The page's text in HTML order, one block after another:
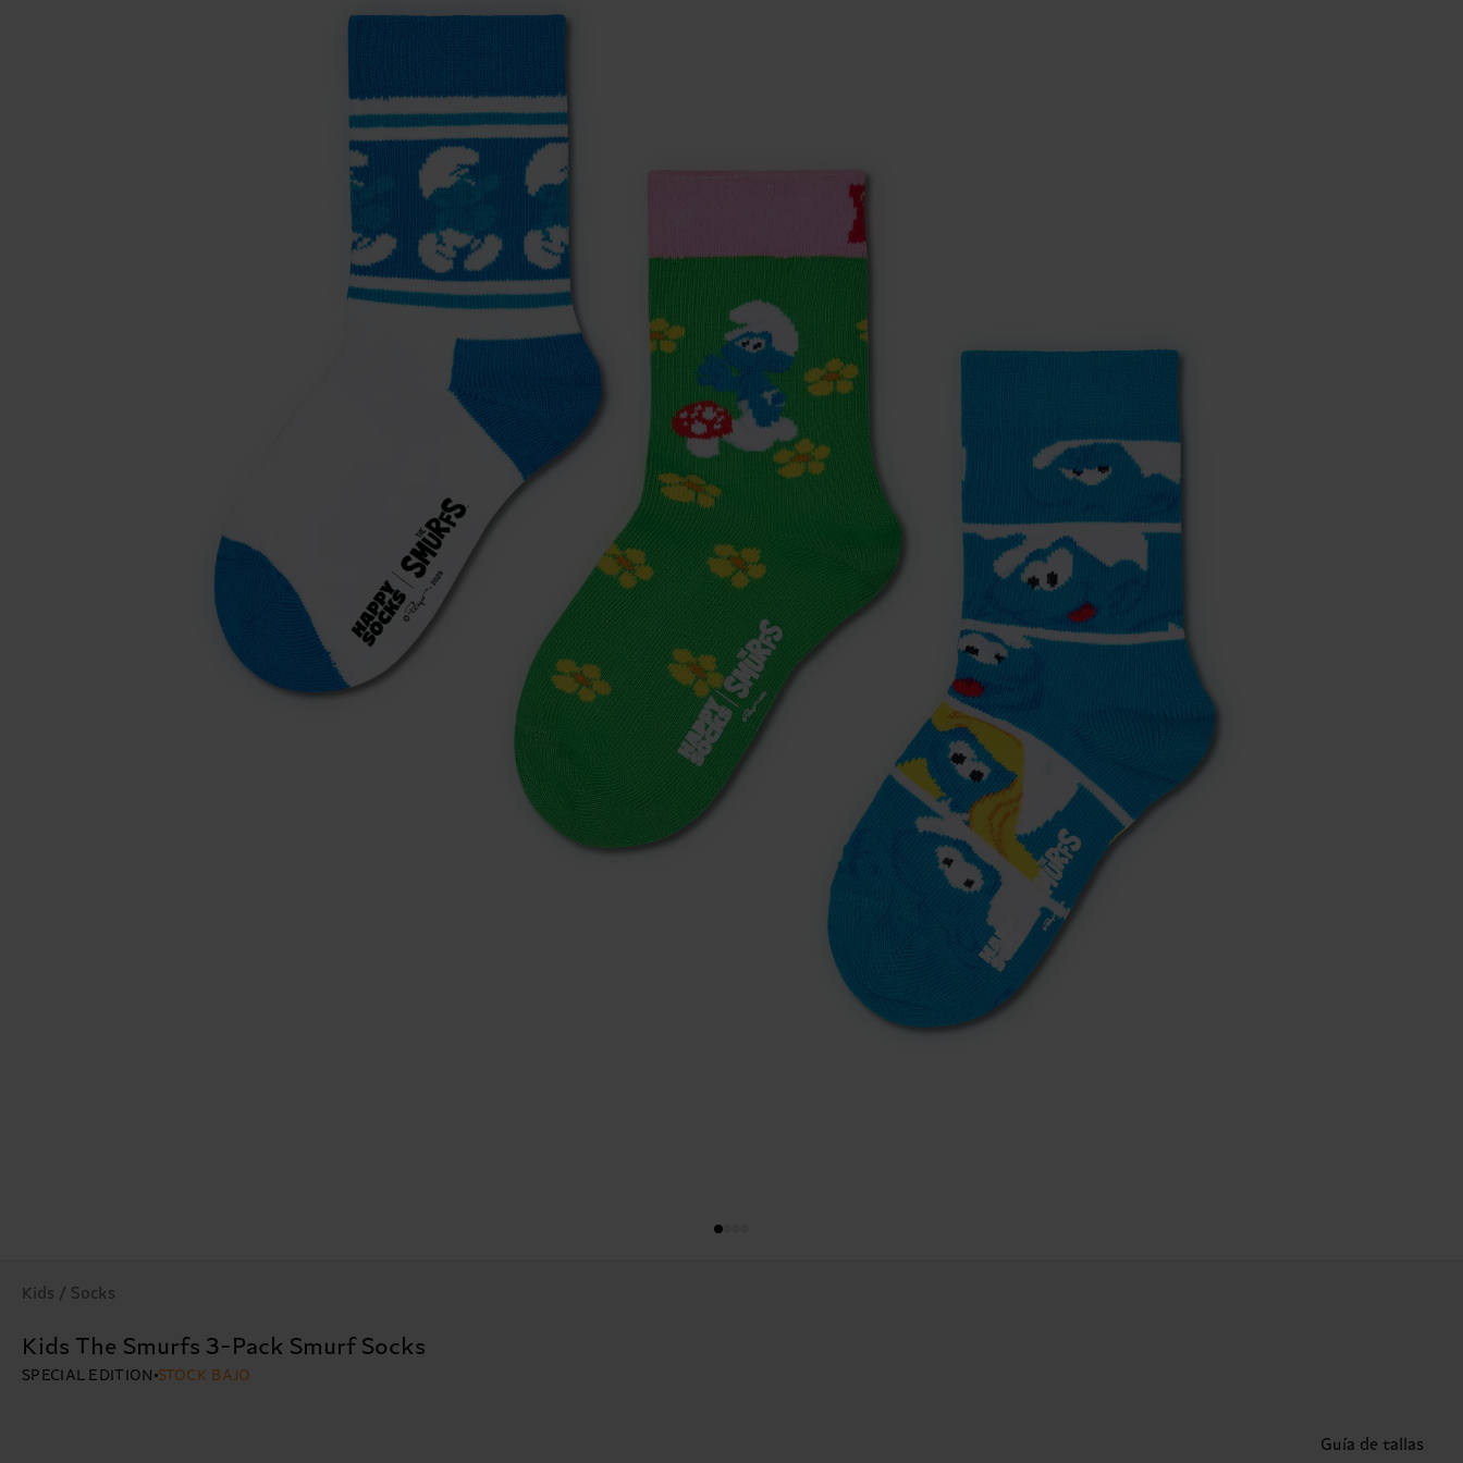
Kids / Socks
Kids The Smurfs 3-Pack Smurf Socks
SPECIAL EDITION STOCK BAJO
Guía de tallas